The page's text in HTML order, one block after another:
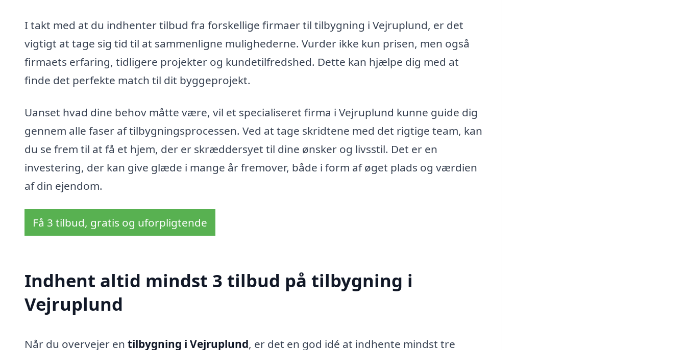
I takt med at du indhenter tilbud fra forskellige firmaer til tilbygning i Vejruplund, er det
vigtigt at tage sig tid til at sammenligne mulighederne. Vurder ikke kun prisen, men også
firmaets erfaring, tidligere projekter og kundetilfredshed. Dette kan hjælpe dig med at
finde det perfekte match til dit byggeprojekt.
Uanset hvad dine behov måtte være, vil et specialiseret firma i Vejruplund kunne guide dig
gennem alle faser af tilbygningsprocessen. Ved at tage skridtene med det rigtige team, kan
du se frem til at få et hjem, der er skræddersyet til dine ønsker og livsstil. Det er en
investering, der kan give glæde i mange år fremover, både i form af øget plads og værdien
af din ejendom.
Få 3 tilbud, gratis og uforpligtende
Indhent altid mindst 3 tilbud på tilbygning i
Vejruplund
Når du overvejer en tilbygning i Vejruplund, er det en god idé at indhente mindst tre